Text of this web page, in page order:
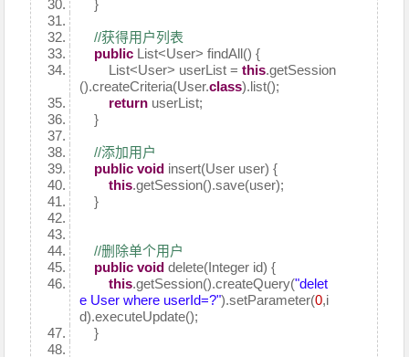
}
//获得用户列表
public List<User> findAll() {
List<User> userList =this.getSession
().createCriteria(User.class).list();
return userList;
}
//添加用户
public void insert(User user) {
this.getSession().save(user);
}
//删除单个用户
public void delete(Integer id) {
this.getSession().createQuery("delet
e User where userId=?").setParameter(0,i
d).executeUpdate();
}